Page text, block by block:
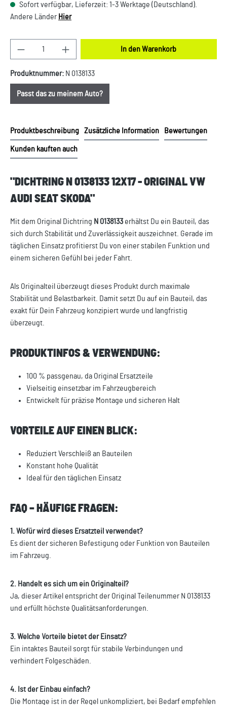
Sofort verfügbar, Lieferzeit: 1-3 Werktage (Deutschland).
Andere Länder Hier
Produkt Anzahl: Gib den gewünschten Wert ein
In den Warenkorb
Produktnummer: N 0138133
Passt das zu meinem Auto?
Produktbeschreibung Zusätzliche Information Bewertungen
Kunden kauften auch
"DICHTRING N 0138133 12X17 - ORIGINAL VW
AUDI SEAT SKODA"
Mit dem Original Dichtring N 0138133 erhältst Du ein Bauteil, das
sich durch Stabilität und Zuverlässigkeit auszeichnet. Gerade im
täglichen Einsatz profitierst Du von einer stabilen Funktion und
einem sicheren Gefühl bei jeder Fahrt.
Als Originalteil überzeugt dieses Produkt durch maximale
Stabilität und Belastbarkeit. Damit setzt Du auf ein Bauteil, das
exakt für Dein Fahrzeug konzipiert wurde und langfristig
überzeugt.
PRODUKTINFOS & VERWENDUNG:
100 % passgenau, da Original Ersatzteile
Vielseitig einsetzbar im Fahrzeugbereich
Entwickelt für präzise Montage und sicheren Halt
VORTEILE AUF EINEN BLICK:
Reduziert Verschleiß an Bauteilen
Konstant hohe Qualität
Ideal für den täglichen Einsatz
FAQ – HÄUFIGE FRAGEN:
1. Wofür wird dieses Ersatzteil verwendet?
Es dient der sicheren Befestigung oder Funktion von Bauteilen
im Fahrzeug.
2. Handelt es sich um ein Originalteil?
Ja, dieser Artikel entspricht der Original Teilenummer N 0138133
und erfüllt höchste Qualitätsanforderungen.
3. Welche Vorteile bietet der Einsatz?
Ein intaktes Bauteil sorgt für stabile Verbindungen und
verhindert Folgeschäden.
4. Ist der Einbau einfach?
Die Montage ist in der Regel unkompliziert, bei Bedarf empfehlen